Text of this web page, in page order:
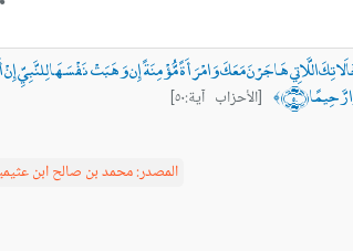
اللَّاتِي هَاجَرْنَ مَعَكَ وَامْرَأَةً مُّؤْمِنَةً إِن وَهَبَتْ نَفْسَهَا لِلنَّبِيِّ إِنْ
﴿٥٠﴾ ﴾
[الأحزاب آية:٥٠]
المصدر:محمد بن صالح ابن